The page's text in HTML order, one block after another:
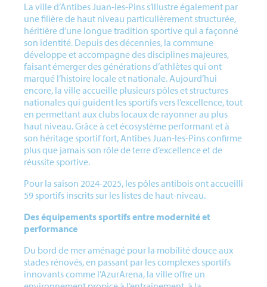
La ville d’Antibes Juan-les-Pins s’illustre également par
une filière de haut niveau particulièrement structurée,
héritière d’une longue tradition sportive qui a façonné
son identité. Depuis des décennies, la commune
développe et accompagne des disciplines majeures,
faisant émerger des générations d’athlètes qui ont
marqué l’histoire locale et nationale. Aujourd’hui
encore, la ville accueille plusieurs pôles et structures
nationales qui guident les sportifs vers l’excellence, tout
en permettant aux clubs locaux de rayonner au plus
haut niveau. Grâce à cet écosystème performant et à
son héritage sportif fort, Antibes Juan-les-Pins confirme
plus que jamais son rôle de terre d’excellence et de
réussite sportive.
Pour la saison 2024-2025, les pôles antibois ont accueilli
59 sportifs inscrits sur les listes de haut-niveau.
Des équipements sportifs entre modernité et
performance
Du bord de mer aménagé pour la mobilité douce aux
stades rénovés, en passant par les complexes sportifs
innovants comme l’AzurArena, la ville offre un